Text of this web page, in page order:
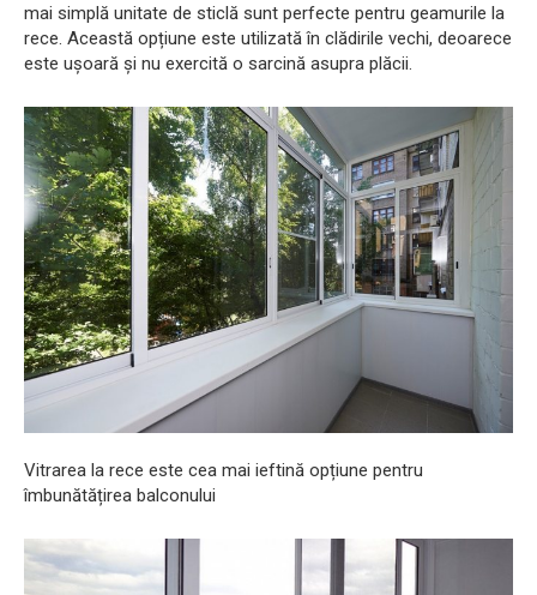
mai simplă unitate de sticlă sunt perfecte pentru geamurile la
rece. Această opțiune este utilizată în clădirile vechi, deoarece
este ușoară și nu exercită o sarcină asupra plăcii.
Vitrarea la rece este cea mai ieftină opțiune pentru
îmbunătățirea balconului